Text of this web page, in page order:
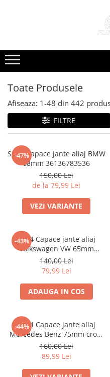
Anvelope
Anvelope Reconstruite
Anvelope Second-Hand
Anvelope SH iarna
Anvelope SH vara
Capace Jante
Jante NOI
Jante Second-Hand
Accesorii Auto
Accesorii Exterior Auto
Brelocuri
Huse Scaun
Inele de Ghidaj
Întreținere Auto
Pistoale de curatat
Pistoale Profesionale
Piese de schimb
Toate Produsele
Afiseaza: 1-48 din 442
FILTRE
-47%
Set 4 Capace jante aliaj BMW
68mm 36136783536
150,00 Lei
de la 79,99 Lei
VEZI VARIANTE
-43%
Set 4 Capace jante aliaj
Volkswagen VW 65mm
3B7601171
140,00 Lei
79,99 Lei
ADAUGA IN COS
-44%
set 4 Capace jante aliaj
Mercedes Benz 75mm crom
A1714000025
160,00 Lei
89,99 Lei